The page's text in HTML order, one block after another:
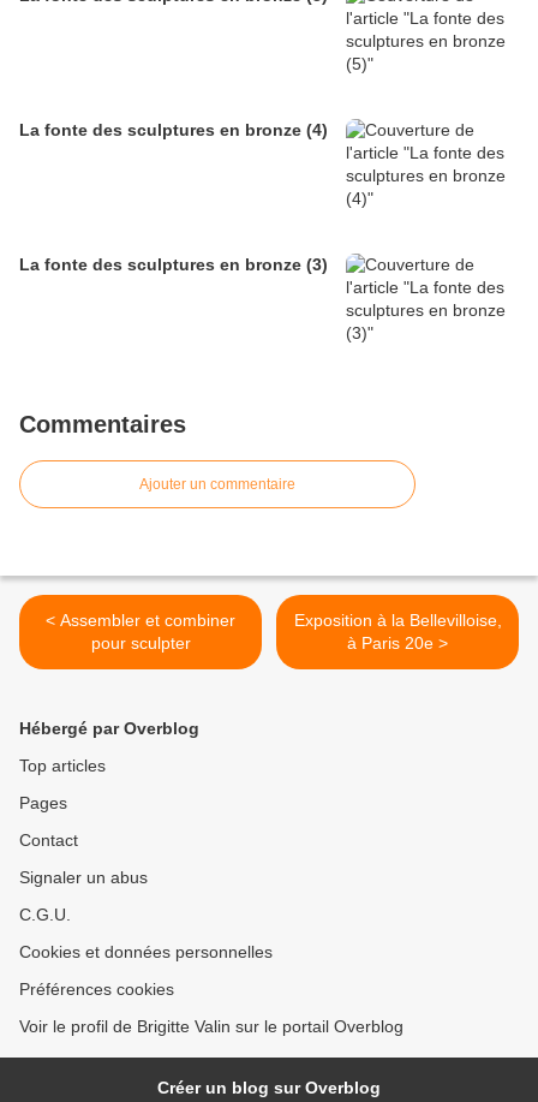
La fonte des sculptures en bronze (4)
La fonte des sculptures en bronze (3)
Commentaires
Ajouter un commentaire
< Assembler et combiner
pour sculpter
Exposition à la Bellevilloise,
à Paris 20e >
Hébergé par Overblog
Top articles
Pages
Contact
Signaler un abus
C.G.U.
Cookies et données personnelles
Préférences cookies
Voir le profil de Brigitte Valin sur le portail Overblog
Créer un blog sur Overblog